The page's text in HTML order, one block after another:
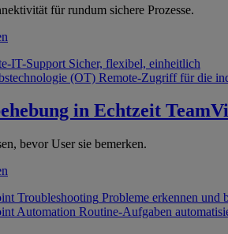
für rundum sichere Prozesse.
IT-Support Sicher, flexibel, einheitlich
(OT) Remote-Zugriff für die
in Echtzeit
bevor User sie bemerken.
Troubleshooting Probleme erkennen und
Automation Routine-Aufgaben